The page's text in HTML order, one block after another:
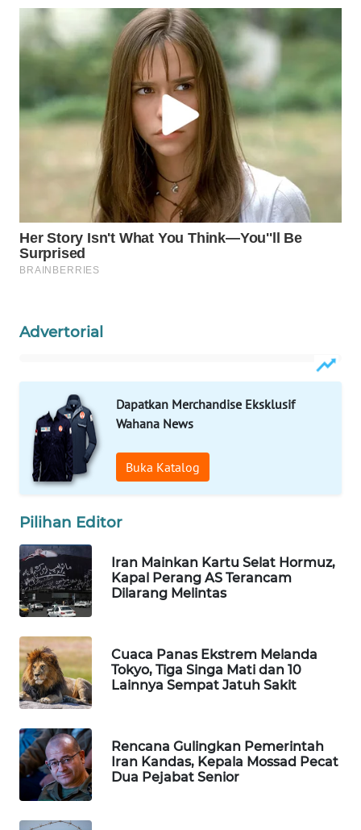
Advertorial
Dapatkan Merchandise Eksklusif
Wahana News
Buka Katalog
Pilihan Editor
Iran Mainkan Kartu Selat Hormuz,
Kapal Perang AS Terancam
Dilarang Melintas
Cuaca Panas Ekstrem Melanda
Tokyo, Tiga Singa Mati dan 10
Lainnya Sempat Jatuh Sakit
Rencana Gulingkan Pemerintah
Iran Kandas, Kepala Mossad Pecat
Dua Pejabat Senior
WAHANANEWS
WAHANANEWS
WAHANA
WAHANA
SELEB
PERSONA
OTOMOTIF
WAHANA
HEALTH
WAHANA
WISATA
LAPAK
WAHANA
Wahana
Network
KONSUMEN
LISTRIK
MASYARAKAT
KELISTRIKAN
WALINKI